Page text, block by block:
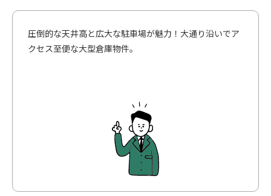
圧倒的な天井高と広大な駐車場が魅力！大通り沿いでア
クセス至便な大型倉庫物件。